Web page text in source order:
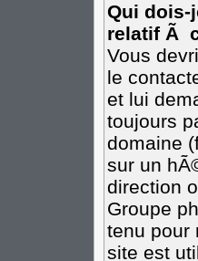
Qui dois-
relatif Ã
Vous
le
et lui
toujours
domaine
sur un
direction
Groupe
tenu pour
site est